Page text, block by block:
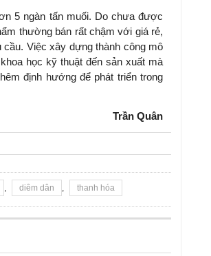
5 ngàn tấn muối. Do chưa được
thường bán rất chậm với giá rẻ,
Việc xây dựng thành công mô
học kỹ thuật đến sản xuất mà
định hướng để phát triển trong
Trần Quân
, diêm dân , thanh hóa